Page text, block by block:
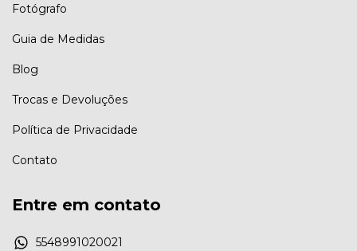
Fotógrafo
Guia de Medidas
Blog
Trocas e Devoluções
Política de Privacidade
Contato
Entre em contato
5548991020021